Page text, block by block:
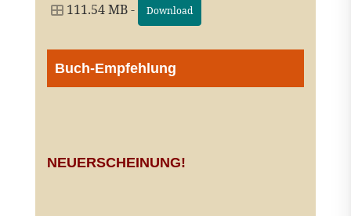
111.54 MB -
Download
Buch-Empfehlung
NEUERSCHEINUNG!